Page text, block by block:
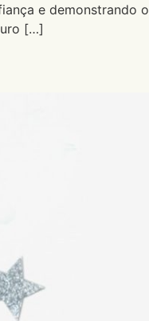
e demonstrando o
[…]